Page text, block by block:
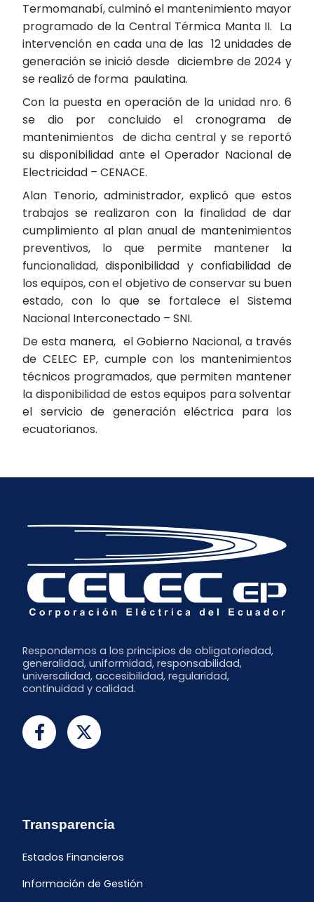
Termomanabí, culminó el mantenimiento mayor
programado de la Central Térmica Manta II. La
intervención en cada una de las 12 unidades de
generación se inició desde diciembre de 2024 y
se realizó de forma paulatina.
Con la puesta en operación de la unidad nro. 6
se dio por concluido el cronograma de
mantenimientos de dicha central y se reportó
su disponibilidad ante el Operador Nacional de
Electricidad – CENACE.
Alan Tenorio, administrador, explicó que estos
trabajos se realizaron con la finalidad de dar
cumplimiento al plan anual de mantenimientos
preventivos, lo que permite mantener la
funcionalidad, disponibilidad y confiabilidad de
los equipos, con el objetivo de conservar su buen
estado, con lo que se fortalece el Sistema
Nacional Interconectado – SNI.
De esta manera, el Gobierno Nacional, a través
de CELEC EP, cumple con los mantenimientos
técnicos programados, que permiten mantener
la disponibilidad de estos equipos para solventar
el servicio de generación eléctrica para los
ecuatorianos.
Respondemos a los principios de obligatoriedad,
generalidad, uniformidad, responsabilidad,
universalidad, accesibilidad, regularidad,
continuidad y calidad.
Transparencia
Estados Financieros
Información de Gestión